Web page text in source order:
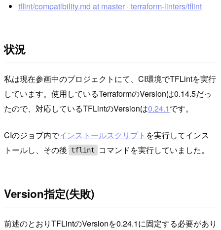
tflint/compatibility.md at master · terraform-linters/tflint
状況
私は現在参画中のプロジェクトにて、CI環境でTFLintを実行
しています。使用しているTerraformのVersionは0.14.5だっ
たので、対応しているTFLintのVersionは0.24.1です。
CIのジョブ内でインストールスクリプト を実行してインス
トールし、その後 tflint コマンドを実行していました。
Version指定(失敗)
前述のとおりTFLintのVersionを0.24.1に固定する必要があり